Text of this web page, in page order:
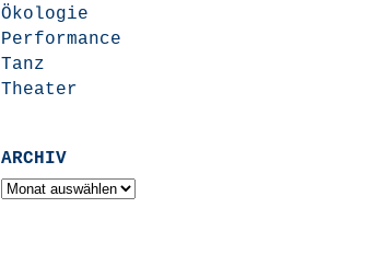
Ökologie
Performance
Tanz
Theater
ARCHIV
Archiv